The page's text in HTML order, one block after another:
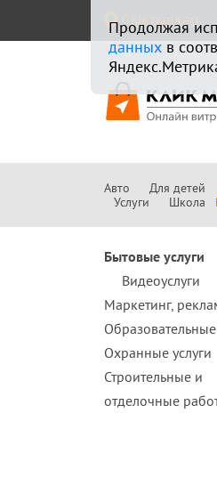
Авто Для детей
Услуги
Школа
Продолжая
данных в
Бытовые услуги
Видеоуслуги
Маркетинг,
Образовательные
Охранные услуги
Строительные и
отделочные